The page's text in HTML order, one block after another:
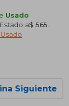
Usado
a$ 565
Siguiente